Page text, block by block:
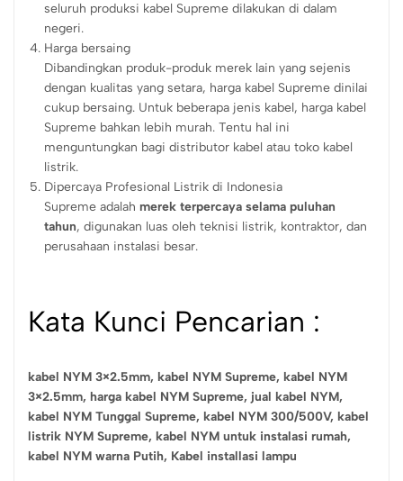
seluruh produksi kabel Supreme dilakukan di dalam
negeri.
Harga bersaing
Dibandingkan produk-produk merek lain yang sejenis
dengan kualitas yang setara, harga kabel Supreme dinilai
cukup bersaing. Untuk beberapa jenis kabel, harga kabel
Supreme bahkan lebih murah. Tentu hal ini
menguntungkan bagi distributor kabel atau toko kabel
listrik.
Dipercaya Profesional Listrik di Indonesia
Supreme adalahmerek terpercaya selama puluhan
tahun, digunakan luas oleh teknisi listrik, kontraktor, dan
perusahaan instalasi besar.
Kata Kunci Pencarian :
kabel NYM 3×2.5mm, kabel NYM Supreme, kabel NYM
3×2.5mm, harga kabel NYM Supreme, jual kabel NYM,
kabel NYM Tunggal Supreme, kabel NYM 300/500V, kabel
listrik NYM Supreme, kabel NYM untuk instalasi rumah,
kabel NYM warna Putih, Kabel installasi lampu